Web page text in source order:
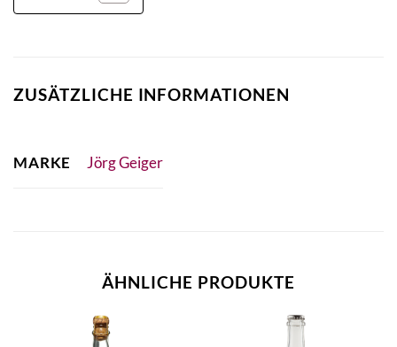
ZUSÄTZLICHE INFORMATIONEN
MARKE Jörg Geiger
ÄHNLICHE PRODUKTE